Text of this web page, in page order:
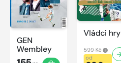
GEN
Wembley
Vládci hry
599 Kč
od